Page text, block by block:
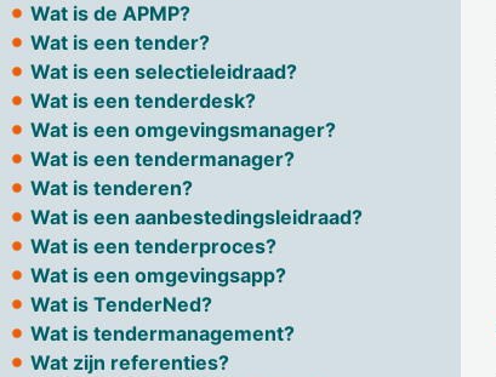
Wat is de APMP?
Wat is een tender?
Wat is een selectieleidraad?
Wat is een tenderdesk?
Wat is een omgevingsmanager?
Wat is een tendermanager?
Wat is tenderen?
Wat is een aanbestedingsleidraad?
Wat is een tenderproces?
Wat is een omgevingsapp?
Wat is TenderNed?
Wat is tendermanagement?
Wat zijn referenties?